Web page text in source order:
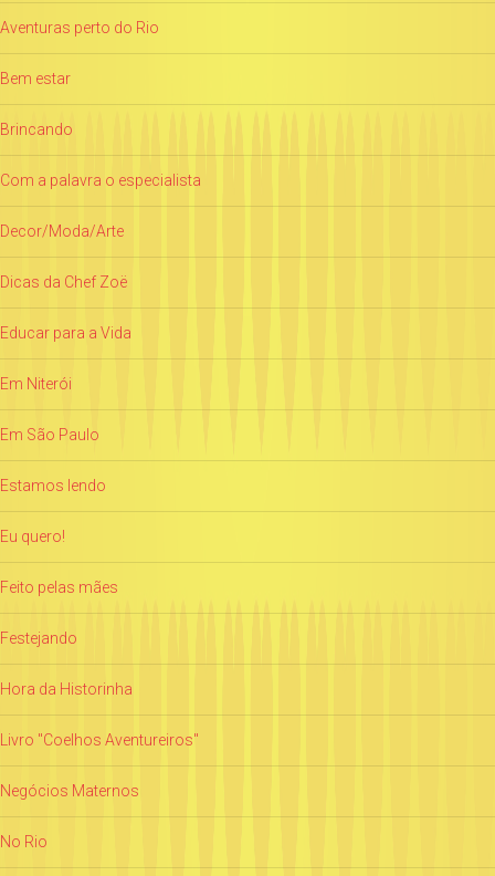
Aventuras perto do Rio
Bem estar
Brincando
Com a palavra o especialista
Decor/Moda/Arte
Dicas da Chef Zoë
Educar para a Vida
Em Niterói
Em São Paulo
Estamos lendo
Eu quero!
Feito pelas mães
Festejando
Hora da Historinha
Livro "Coelhos Aventureiros"
Negócios Maternos
No Rio